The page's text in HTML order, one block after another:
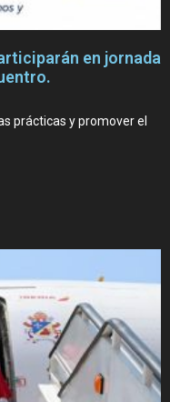
en jornada
prácticas y promover el